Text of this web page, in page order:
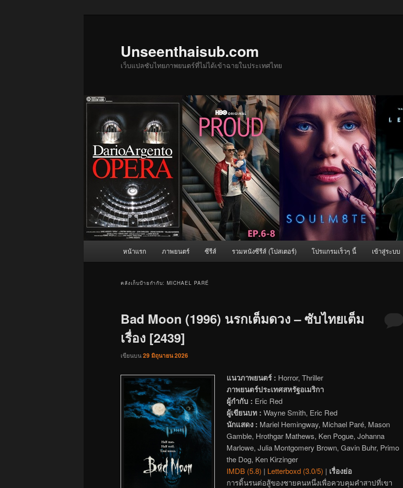
Unseenthaisub.com
เว็บแปลซับไทยภาพยนตร์ที่ไม่ได้เข้าฉายในประเทศไทย
หน้าแรก ภาพยนตร์ ซีรีส์ รวมหนังซีรีส์ (โปสเตอร์) โปรแกรมเร็วๆ นี้ เข้าสู่ระบบ
คลังเก็บป้ายกำกับ: MICHAEL PARÉ
Bad Moon (1996) นรกเต็มดวง – ซับไทยเต็ม
เรื่อง [2439]
เขียนบน29 มิถุนายน 2026
แนวภาพยนตร์ : Horror, Thriller
ภาพยนตร์ประเทศสหรัฐอเมริกา
ผู้กำกับ : Eric Red
ผู้เขียนบท : Wayne Smith, Eric Red
นักแสดง : Mariel Hemingway, Michael Paré, Mason
Gamble, Hrothgar Mathews, Ken Pogue, Johanna
Marlowe, Julia Montgomery Brown, Gavin Buhr, Primo
the Dog, Ken Kirzinger
IMDB (5.8) | Letterboxd (3.0/5) | เรื่องย่อ
การดิ้นรนต่อสู้ของชายคนหนึ่งเพื่อควบคุมคำสาปที่เขา